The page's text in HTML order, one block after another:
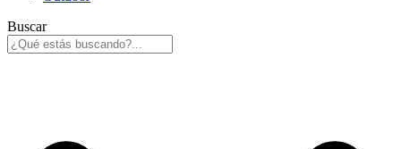
Buscar